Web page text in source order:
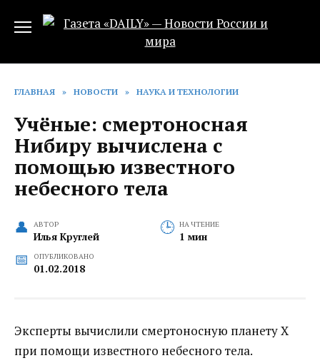
ГЛАВНАЯ » НОВОСТИ » НАУКА И ТЕХНОЛОГИИ
Учёные: смертоносная
Нибиру вычислена с
помощью известного
небесного тела
АВТОР
Илья Круглей
НА ЧТЕНИЕ
1 мин
ОПУБЛИКОВАНО
01.02.2018
Эксперты вычислили смертоносную планету Х
при помощи известного небесного тела.